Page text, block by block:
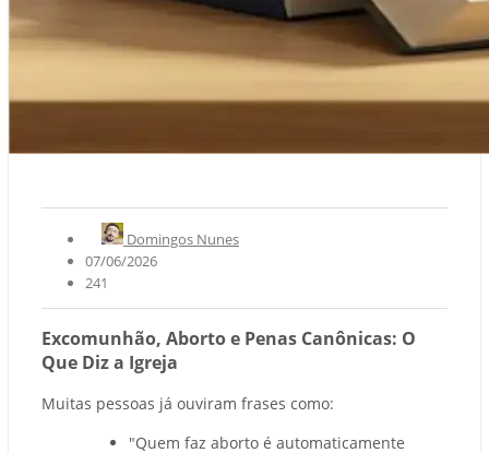
Domingos Nunes
07/06/2026
241
Excomunhão, Aborto e Penas Canônicas: O
Que Diz a Igreja
Muitas pessoas já ouviram frases como:
"Quem faz aborto é automaticamente